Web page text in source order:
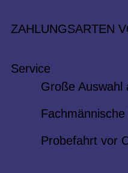
ZAHLUNGSARTEN
Service
Große Auswahl
Probefahrt vor